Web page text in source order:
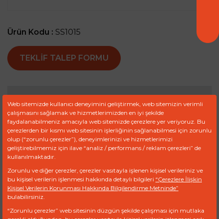
Ürün Kodu : SS1015
TEKLIF TALEP FORMU
Ref Marka Model Motor
8944533410 ISUZU
8-
94453341-0
ISUZU HITACHI
4JG1 4JG2
6BG1 6BB1
8944533410 ISUZU ISUZU
Web sitemizde kullanıcı deneyimini geliştirmek, web sitemizin verimli
çalışmasını sağlamak ve hizmetlerimizden en iyi şekilde
faydalanabilmeniz amacıyla web sitemizde çerezlere yer veriyoruz. Bu
çerezlerden bir kısmı web sitesinin işlerliğinin sağlanabilmesi için zorunlu
olup (“zorunlu çerezler”), deneyimlerinizi ve hizmetlerimizi
geliştirebilmemiz için ilave “analiz / performans / reklam çerezleri” de
kullanılmaktadır.
Zorunlu ve diğer çerezler, çerezler vasıtayla işlenen kişisel verileriniz ve
bu kişisel verilerin işlenmesi hakkında detaylı bilgileri “Çerezlere İlişkin
Kişisel Verilerin Korunması Hakkında Bilgilendirme Metninde”
bulabilirsiniz.
“Zorunlu çerezler” web sitesinin düzgün şekilde çalışması için mutlaka